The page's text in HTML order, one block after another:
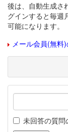
後は、自動生成さ
グインすると毎週
可能になります。
メール会員(無料
未回答の質問